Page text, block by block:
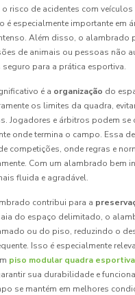
risco de acidentes com
é especialmente importante em
Além disso, o alambrado
de animais ou pessoas não
seguro para a prática esportiva.
é a organização do
os limites da quadra,
Jogadores e árbitros podem se
onde termina o campo. Essa
competições, onde regras e
Com um alambrado bem
fluida e agradável.
contribui para a
do espaço delimitado, o
ou do piso, reduzindo o
Isso é especialmente
piso modular quadra esportiva
sua durabilidade e
se mantém em melhores